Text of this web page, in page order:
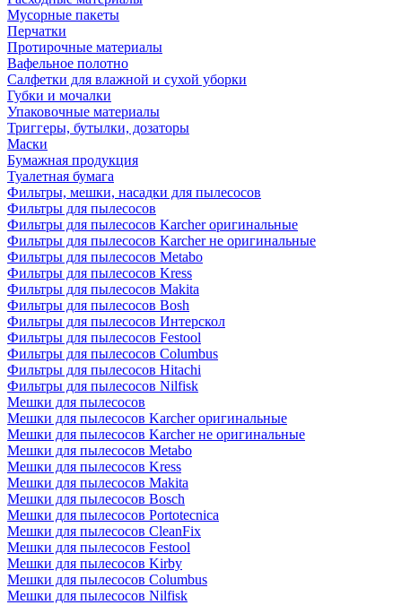
Мусорные пакеты
Перчатки
Протирочные материалы
Вафельное полотно
Салфетки для влажной и сухой уборки
Губки и мочалки
Упаковочные материалы
Триггеры, бутылки, дозаторы
Маски
Бумажная продукция
Туалетная бумага
Фильтры, мешки, насадки для пылесосов
Фильтры для пылесосов
Фильтры для пылесосов Karcher оригинальные
Фильтры для пылесосов Karcher не оригинальные
Фильтры для пылесосов Metabo
Фильтры для пылесосов Kress
Фильтры для пылесосов Makita
Фильтры для пылесосов Bosh
Фильтры для пылесосов Интерскол
Фильтры для пылесосов Festool
Фильтры для пылесосов Columbus
Фильтры для пылесосов Hitachi
Фильтры для пылесосов Nilfisk
Мешки для пылесосов
Мешки для пылесосов Karcher оригинальные
Мешки для пылесосов Karcher не оригинальные
Мешки для пылесосов Metabo
Мешки для пылесосов Kress
Мешки для пылесосов Makita
Мешки для пылесосов Bosch
Мешки для пылесосов Portotecnica
Мешки для пылесосов CleanFix
Мешки для пылесосов Festool
Мешки для пылесосов Kirby
Мешки для пылесосов Columbus
Мешки для пылесосов Nilfisk